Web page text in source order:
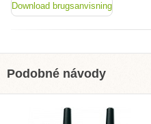
Download brugsanvisning
Podobné návody